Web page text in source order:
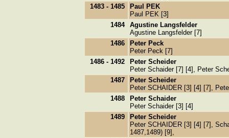
1483 - 1485
Paul PEK
Paul PEK [3]
1484 Agustine Langsfelder
Agustine Langsfelder [7]
1486
Peter Peck
Peter Peck [7]
1486 - 1492
Peter Scheider
Peter Schaider [7] [4], Peter
1487
Peter Scheider
Peter SCHAIDER [3] [4] [7],
1488
Peter Schaider
Peter Schaider [3] [4]
1489
Peter Scheider
Peter SCHAIDER [3] [4] [7],
1487,1489) [9],